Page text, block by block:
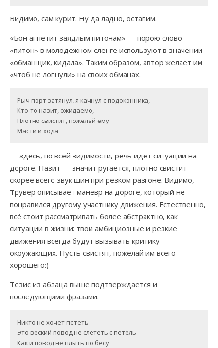
Видимо, сам курит. Ну да ладно, оставим.
«Бон аппетит заядлым питонам» — порою слово
«питон» в молодежном сленге используют в значении
«обманщик, кидала». Таким образом, автор желает им
«чтоб не лопнули» на своих обманах.
Рыч порт затянул, я качнул с подоконника,
Кто-то назит, ожидаемо,
Плотно свистит, пожелай ему
Масти и хода
— здесь, по всей видимости, речь идет ситуации на
дороге. Назит — значит ругается, плотно свистит —
скорее всего звук шин при резком разгоне. Видимо,
Трувер описывает маневр на дороге, который не
понравился другому участнику движения. Естественно,
всё стоит рассматривать более абстрактно, как
ситуации в жизни: твои амбициозные и резкие
движения всегда будут вызывать критику
окружающих. Пусть свистят, пожелай им всего
хорошего:)
Тезис из абзаца выше подтверждается и
последующими фразами:
Никто не хочет потеть
Это веский повод не слететь с петель
Как и повод не плыть по бесу